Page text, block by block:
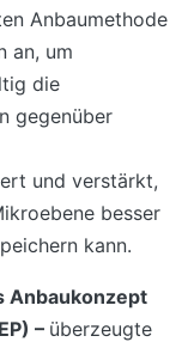
Anbaumethode
an, um
die
gegenüber
und verstärkt,
besser
kann.
Anbaukonzept
– überzeugte